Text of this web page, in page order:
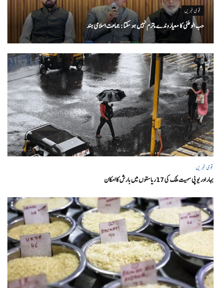
قومی خبریں
حب الوطنی کا معیار وندے ماترم نہیں ہو سکتا : جماعت اسلامی ہند
قومی خبریں
بہار اور یو پی سمیت ملک کی 17ریاستوں میں بارش کا امکان